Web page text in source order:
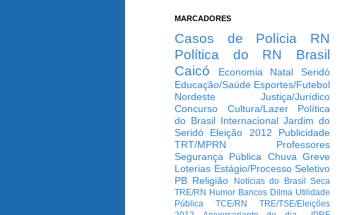
MARCADORES
Casos de Polícia
RN
Política do RN
Brasil
Caicó
Economia Natal
Seridó
Educação/Saúde Esportes/Futebol
Nordeste
Justiça/Jurídico
Concurso
Cultura/Lazer
Política
do Brasil Internacional Jardim do
Seridó
Eleição 2012
Publicidade
TRT/MPRN
Professores
Segurança Pública Chuva Greve
Loterias Estágio/Processo Seletivo
PB Religião Notícias do Brasil
Seca
TRE/RN Humor Bancos Dilma Utilidade
Pública
TCE/RN
TRE/TSE/Eleições